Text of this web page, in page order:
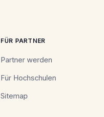
FÜR PARTNER
Partner werden
Für Hochschulen
Sitemap